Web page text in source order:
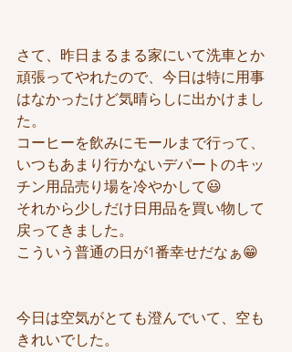
さて、昨日まるまる家にいて洗車とか
頑張ってやれたので、今日は特に用事
はなかったけど気晴らしに出かけまし
た。
コーヒーを飲みにモールまで行って、
いつもあまり行かないデパートのキッ
チン用品売り場を冷やかして😃
それから少しだけ日用品を買い物して
戻ってきました。
こういう普通の日が1番幸せだなぁ😁
今日は空気がとても澄んでいて、空も
きれいでした。